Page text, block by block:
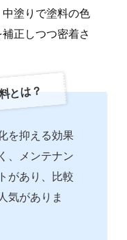
塗りで塗料の色
正しつつ密着さ
とは？
を抑える効果
、メンテナン
があり、比較
気がありま